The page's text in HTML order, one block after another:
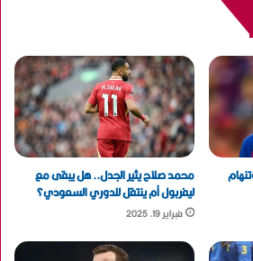
محمد صلاح يثير الجدل.. هل يبقى مع
ليفربول أم ينتقل للدوري السعودي؟
فبراير 19, 2025